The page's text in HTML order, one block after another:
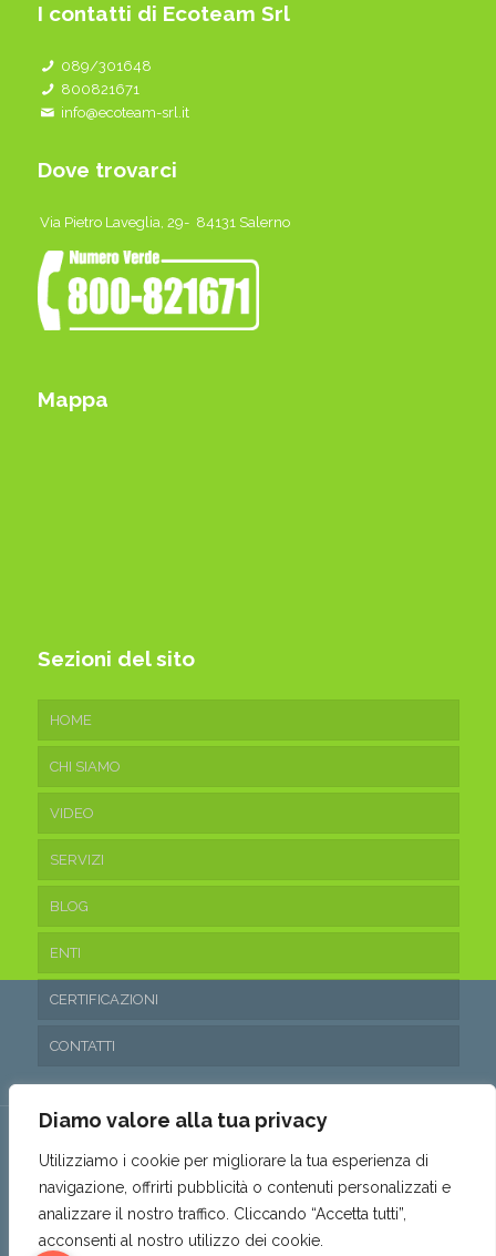
Diamo valore alla tua privacy
Utilizziamo i cookie per migliorare la tua esperienza di
navigazione, offrirti pubblicità o contenuti personalizzati e
analizzare il nostro traffico. Cliccando “Accetta tutti”,
acconsenti al nostro utilizzo dei cookie.
I contatti di Ecoteam Srl
089/301648
800821671
info@ecoteam-srl.it
Dove trovarci
Via Pietro Laveglia, 29- 84131 Salerno
Mappa
Sezioni del sito
HOME
CHI SIAMO
VIDEO
SERVIZI
BLOG
ENTI
CERTIFICAZIONI
CONTATTI
© 2016 Ecoteam Srl. • P.IVA 03315530653 • REA: SA- 288797 •